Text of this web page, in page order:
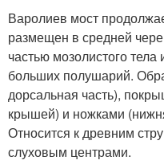
Варолиев мост
размещен в средней
частью мозолистого
больших полушарий.
дорсальная часть),
крышей) и ножками
Относится к древним
слуховым центрами.